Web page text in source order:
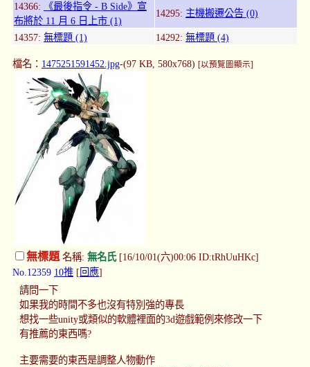
14366:
《最後指令 - B Side》宣
布將於 11 月 6 日上市 (1)
14295: 主機搬遷公告 (0)
14357: 無標題 (1) 14292: 無標題 (4)
檔名： 1475251591452.jpg-(97 KB, 580x768) [以預覽圖顯示]
無標題名稱: 無名氏[16/10/01(六)00:06 ID:tRhUuHKc]
No.12359 10推 [ 回應]
請問一下
如果我的時間不多也沒有特別強的專長
想找一些unity或類似的軟體裡面的3d遊戲範例來修改一下
有推薦的東西嗎?
主要需要的東西是調整人物動作